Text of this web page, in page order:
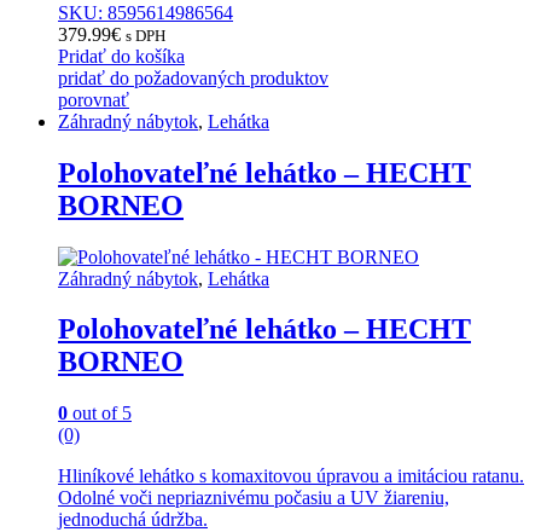
SKU: 8595614986564
379.99€ s DPH
Pridať do košíka
pridať do požadovaných produktov
porovnať
Záhradný nábytok, Lehátka
Polohovateľné lehátko – HECHT
BORNEO
Záhradný nábytok, Lehátka
Polohovateľné lehátko – HECHT
BORNEO
0 out of 5
(0)
Hliníkové lehátko s komaxitovou úpravou a imitáciou ratanu.
Odolné voči nepriaznivému počasiu a UV žiareniu,
jednoduchá údržba.